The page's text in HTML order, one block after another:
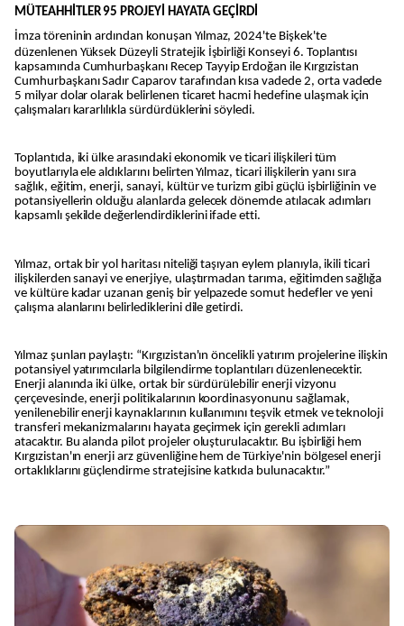
MÜTEAHHİTLER 95 PROJEYİ HAYATA GEÇİRDİ
İmza töreninin ardından konuşan Yılmaz, 2024'te Bişkek'te
düzenlenen Yüksek Düzeyli Stratejik İşbirliği Konseyi 6. Toplantısı
kapsamında Cumhurbaşkanı Recep Tayyip Erdoğan ile Kırgızistan
Cumhurbaşkanı Sadır Caparov tarafından kısa vadede 2, orta vadede
5 milyar dolar olarak belirlenen ticaret hacmi hedefine ulaşmak için
çalışmaları kararlılıkla sürdürdüklerini söyledi.
Toplantıda, iki ülke arasındaki ekonomik ve ticari ilişkileri tüm
boyutlarıyla ele aldıklarını belirten Yılmaz, ticari ilişkilerin yanı sıra
sağlık, eğitim, enerji, sanayi, kültür ve turizm gibi güçlü işbirliğinin ve
potansiyellerin olduğu alanlarda gelecek dönemde atılacak adımları
kapsamlı şekilde değerlendirdiklerini ifade etti.
Yılmaz, ortak bir yol haritası niteliği taşıyan eylem planıyla, ikili ticari
ilişkilerden sanayi ve enerjiye, ulaştırmadan tarıma, eğitimden sağlığa
ve kültüre kadar uzanan geniş bir yelpazede somut hedefler ve yeni
çalışma alanlarını belirlediklerini dile getirdi.
Yılmaz şunları paylaştı: “Kırgızistan'ın öncelikli yatırım projelerine ilişkin
potansiyel yatırımcılarla bilgilendirme toplantıları düzenlenecektir.
Enerji alanında iki ülke, ortak bir sürdürülebilir enerji vizyonu
çerçevesinde, enerji politikalarının koordinasyonunu sağlamak,
yenilenebilir enerji kaynaklarının kullanımını teşvik etmek ve teknoloji
transferi mekanizmalarını hayata geçirmek için gerekli adımları
atacaktır. Bu alanda pilot projeler oluşturulacaktır. Bu işbirliği hem
Kırgızistan'ın enerji arz güvenliğine hem de Türkiye'nin bölgesel enerji
ortaklıklarını güçlendirme stratejisine katkıda bulunacaktır.”